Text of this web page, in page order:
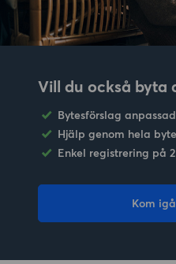
Vill du också byta
Bytesförslag
Hjälp genom hela
Enkel registrering på
Kom